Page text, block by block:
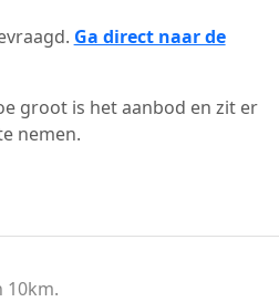
Ga direct naar de
groot is het aanbod en zit er
nemen.
10km.